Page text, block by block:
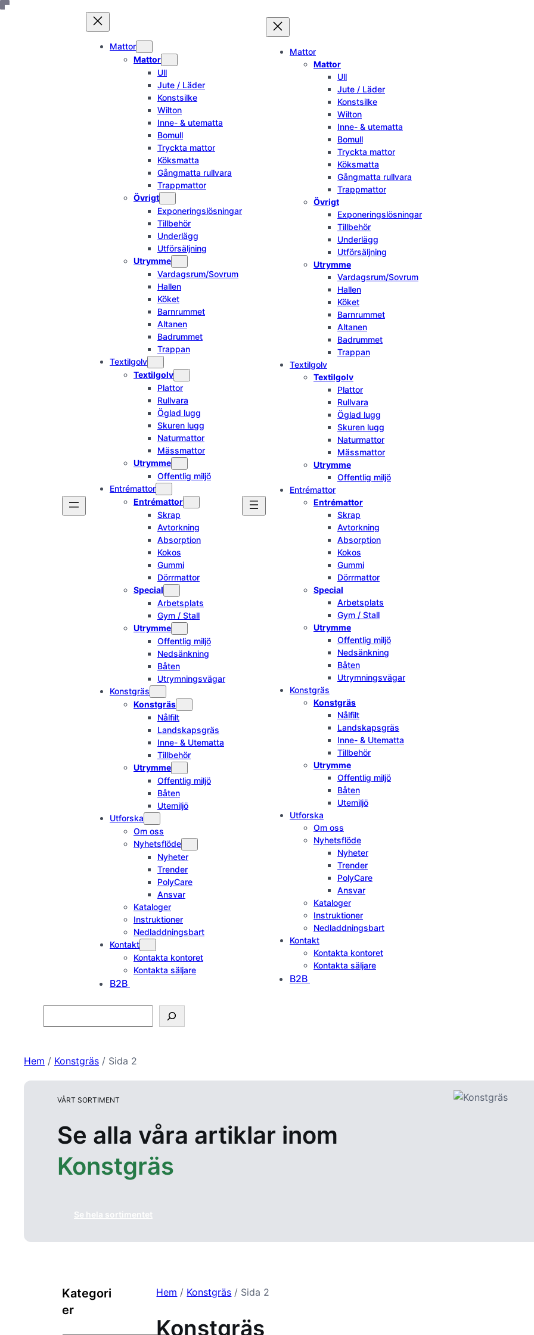
Hoppa
Mattor
Mattor
Ull
Jute / Läder
Konstsilke
Wilton
Inne- & utematta
Bomull
Tryckta mattor
Köksmatta
Gångmatta rullvara
Trappmattor
Övrigt
Exponeringslösningar
Tillbehör
Underlägg
Utförsäljning
Utrymme
Vardagsrum/Sovrum
Hallen
Köket
Barnrummet
Altanen
Badrummet
Trappan
Textilgolv
Textilgolv
Plattor
Rullvara
Öglad lugg
Skuren lugg
Naturmattor
Mässmattor
Utrymme
Offentlig miljö
Entrémattor
Entrémattor
Skrap
Avtorkning
Absorption
Kokos
Gummi
Dörrmattor
Special
Arbetsplats
Gym / Stall
Utrymme
Offentlig miljö
Nedsänkning
Båten
Utrymningsvägar
Konstgräs
Konstgräs
Nålfilt
Landskapsgräs
Inne- & Utematta
Tillbehör
Utrymme
Offentlig miljö
Båten
Utemiljö
Utforska
Om oss
Nyhetsflöde
Nyheter
Trender
PolyCare
Ansvar
Kataloger
Instruktioner
Nedladdningsbart
Kontakt
Kontakta kontoret
Kontakta säljare
B2B
Mattor
Mattor
Ull
Jute / Läder
Konstsilke
Wilton
Inne- & utematta
Bomull
Tryckta mattor
Köksmatta
Gångmatta rullvara
Trappmattor
Övrigt
Exponeringslösningar
Tillbehör
Underlägg
Utförsäljning
Utrymme
Vardagsrum/Sovrum
Hallen
Köket
Barnrummet
Altanen
Badrummet
Trappan
Textilgolv
Textilgolv
Plattor
Rullvara
Öglad lugg
Skuren lugg
Naturmattor
Mässmattor
Utrymme
Offentlig miljö
Entrémattor
Entrémattor
Skrap
Avtorkning
Absorption
Kokos
Gummi
Dörrmattor
Special
Arbetsplats
Gym / Stall
Utrymme
Offentlig miljö
Nedsänkning
Båten
Utrymningsvägar
Konstgräs
Konstgräs
Nålfilt
Landskapsgräs
Inne- & Utematta
Tillbehör
Utrymme
Offentlig miljö
Båten
Utemiljö
Utforska
Om oss
Nyhetsflöde
Nyheter
Trender
PolyCare
Ansvar
Kataloger
Instruktioner
Nedladdningsbart
Kontakt
Kontakta kontoret
Kontakta säljare
B2B
Hem / Konstgräs / Sida 2
VÅRT SORTIMENT
Se alla våra artiklar inom
Konstgräs
Se hela sortimentet
Kategori
er
Hem / Konstgräs / Sida 2
Konstgräs